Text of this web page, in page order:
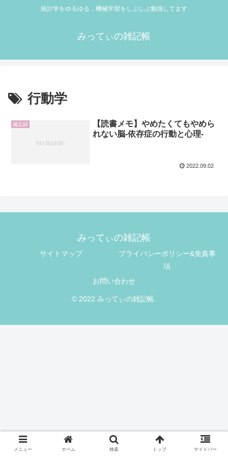
統計学をゆるゆる，機械学習をしぶしぶ勉強してます
みってぃの雑記帳
行動学
備忘録
【読書メモ】やめたくてもやめら
れない脳-依存症の行動と心理-
2022.09.02
みってぃの雑記帳
サイトマップ
プライバシーポリシー&免責事
項
お問い合わせ
© 2022 みってぃの雑記帳.
メニュー ホーム 検索 トップ サイドバー